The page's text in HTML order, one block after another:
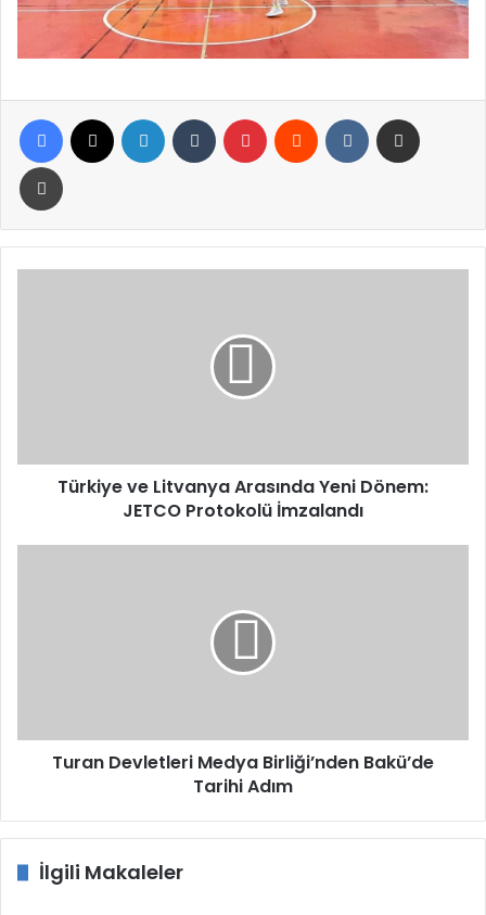
Facebook LinkedIn Tumblr Pinterest Reddit VKontakte
Yazdır
İmzalandı
Türkiye ve Litvanya Arasında Yeni Dönem:
JETCO Protokolü İmzalandı
Turan Devletleri Medya Birliği’nden Bakü’de
Tarihi Adım
İlgili Makaleler